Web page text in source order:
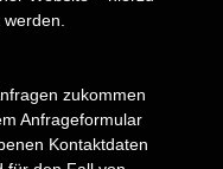
zukommen
Anfrageformular
Kontaktdaten